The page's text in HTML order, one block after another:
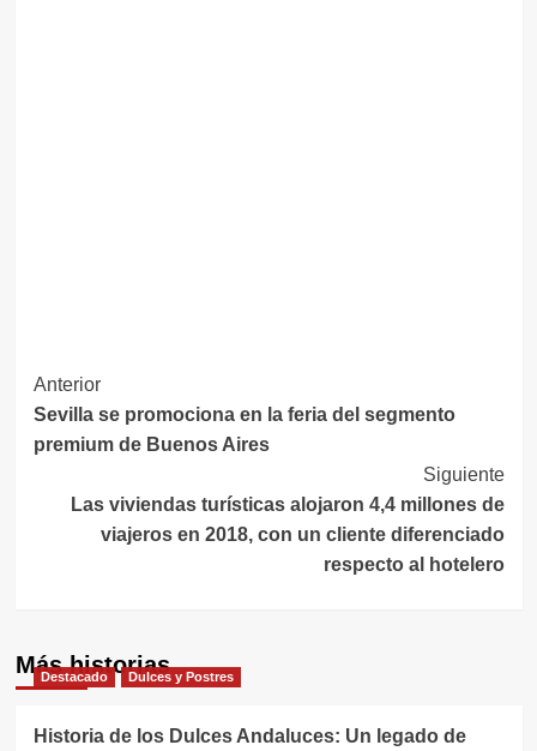
Navegación
de
entradas
Anterior
Sevilla se promociona en la feria del segmento
premium de Buenos Aires
Siguiente
Las viviendas turísticas alojaron 4,4 millones de
viajeros en 2018, con un cliente diferenciado
respecto al hotelero
Más historias
Destacado Dulces y Postres
Historia de los Dulces Andaluces: Un legado de